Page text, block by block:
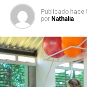
Publicado hace
por Nathalia